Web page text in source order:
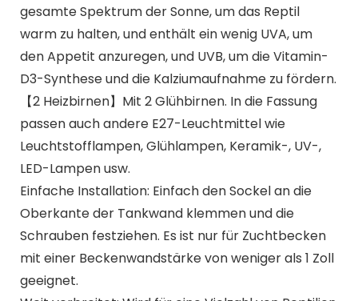
gesamte Spektrum der Sonne, um das Reptil
warm zu halten, und enthält ein wenig UVA, um
den Appetit anzuregen, und UVB, um die Vitamin-
D3-Synthese und die Kalziumaufnahme zu fördern.
️【2 Heizbirnen】️Mit 2 Glühbirnen. In die Fassung
passen auch andere E27-Leuchtmittel wie
Leuchtstofflampen, Glühlampen, Keramik-, UV-,
LED-Lampen usw.
Einfache Installation: Einfach den Sockel an die
Oberkante der Tankwand klemmen und die
Schrauben festziehen. Es ist nur für Zuchtbecken
mit einer Beckenwandstärke von weniger als 1 Zoll
geeignet.